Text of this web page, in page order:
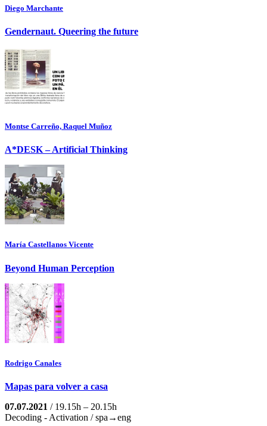
Diego Marchante
Gendernaut. Queering the future
Montse Carreño, Raquel Muñoz
A*DESK – Artificial Thinking
María Castellanos Vicente
Beyond Human Perception
Rodrigo Canales
Mapas para volver a casa
07.07.2021 / 19.15h – 20.15h
Decoding - Activation / spa→eng